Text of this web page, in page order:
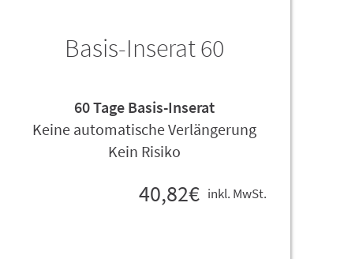
Basis-Inserat 60
60 Tage Basis-Inserat
Keine automatische Verlängerung
Kein Risiko
40,82€ inkl. MwSt.